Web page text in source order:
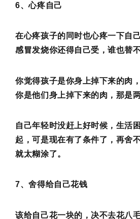
6、心疼自己
在心疼孩子的同时也心疼一下自
感冒发烧你还得自己受，谁也替不
你觉得孩子是你身上掉下来的肉
你是他们身上掉下来的肉，那是两
自己年轻时没赶上好时候，生活
起，可是现在有了条件了，再舍
就太糊涂了。
7、舍得给自己花钱
该给自己花一块的，决不去花八